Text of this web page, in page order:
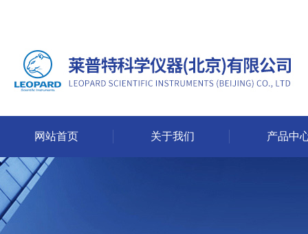
网站首页 关于我们 产品中